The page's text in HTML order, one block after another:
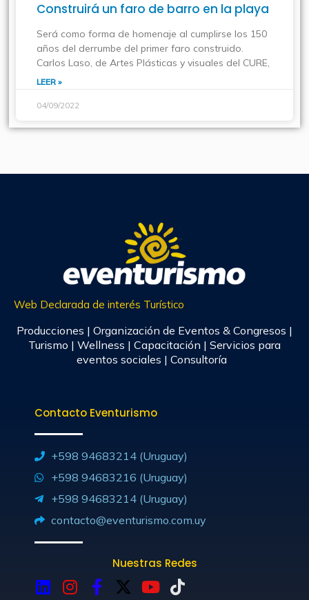
Construirá un faro de barro en la playa
Será como forma de homenaje al cumplirse los 150
años del derrumbe del primer faro construido.
Carlos Laso, de Artes Plásticas y visuales del CURE,
LEER »
04/09/2022
Web Declarada de interés Turístico
Producciones | Organización de Eventos & Congresos |
Turismo | Wellness | Capacitación | Servicios para
eventos sociales | Consultoría
Contacto Eventurismo
+598 94683214 (Uruguay)
+598 94683216 (Uruguay)
+598 94683214 (Uruguay)
contacto@eventurismo.com.uy
Nuestras Redes
L
I
F
X
Y
T